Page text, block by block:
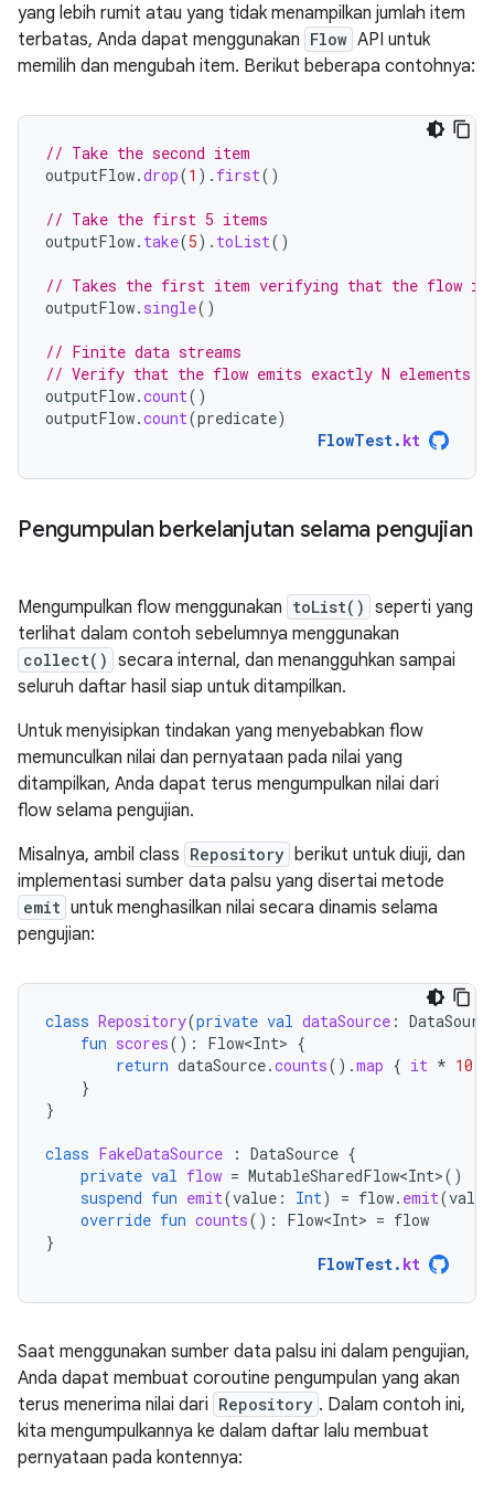
yang lebih rumit atau yang tidak menampilkan jumlah item
terbatas, Anda dapat menggunakan Flow API untuk
memilih dan mengubah item. Berikut beberapa contohnya:
// Take the second item
outputFlow.drop(1 ). first()
// Take the first 5 items
outputFlow. take(5). toList()
// Takes the first item verifying that the flow is
outputFlow. single()
// Finite data streams
// Verify that the flow emits exactly N elements
outputFlow.count()
outputFlow.count(predicate)
FlowTest. kt
Pengumpulan berkelanjutan selama pengujian
Mengumpulkan flow menggunakan toList() seperti yang
terlihat dalam contoh sebelumnya menggunakan
collect() secara internal, dan menangguhkan sampai
seluruh daftar hasil siap untuk ditampilkan.
Untuk menyisipkan tindakan yang menyebabkan flow
memunculkan nilai dan pernyataan pada nilai yang
ditampilkan, Anda dapat terus mengumpulkan nilai dari
flow selama pengujian.
Misalnya, ambil class Repository berikut untuk diuji, dan
implementasi sumber data palsu yang disertai metode
emit untuk menghasilkan nilai secara dinamis selama
pengujian:
class Repository(private val dataSource :
fun scores(): Flow<Int> {
return dataSource.counts().map { it * 10
}
}
class FakeDataSource : DataSource {
private val flow = MutableSharedFlow<Int>()
suspend fun emit(value : Int) = flow. emit(value
override fun counts(): Flow<Int> = flow
}
FlowTest. kt
Saat menggunakan sumber data palsu ini dalam pengujian,
Anda dapat membuat coroutine pengumpulan yang akan
terus menerima nilai dari Repository . Dalam contoh ini,
kita mengumpulkannya ke dalam daftar lalu membuat
pernyataan pada kontennya: